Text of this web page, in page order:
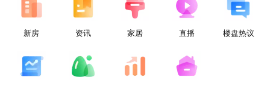
新房 资讯 家居 直播 楼盘热议